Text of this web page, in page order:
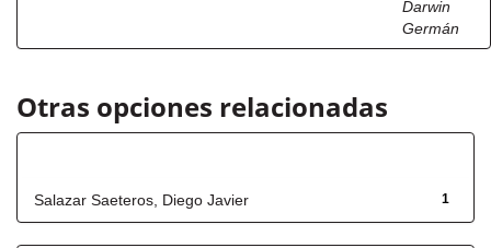
Darwin
Germán
Otras opciones relacionadas
1
Salazar Saeteros, Diego Javier